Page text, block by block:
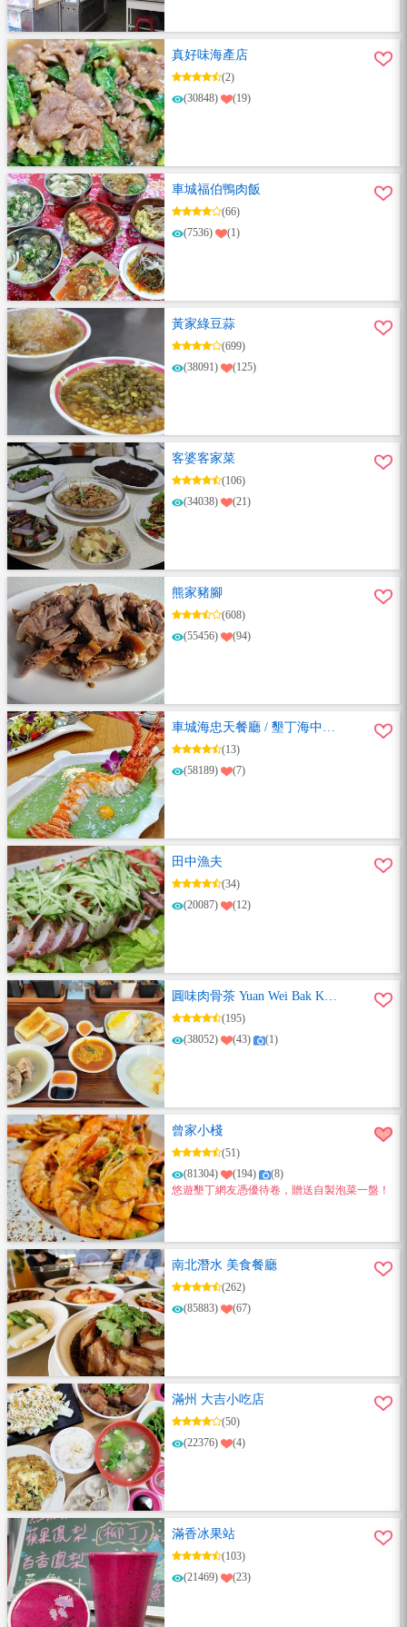
真好味海產店
(2)
(30848)
(19)
車城福伯鴨肉飯
(66)
(7536)
(1)
黃家綠豆蒜
(699)
(38091)
(125)
客婆客家菜
(106)
(34038)
(21)
熊家豬腳
(608)
(55456)
(94)
車城海忠天餐廳 / 墾丁海中天
餐廳
(13)
(58189)
(7)
田中漁夫
(34)
(20087)
(12)
圓味肉骨茶 Yuan Wei Bak Kut
Teh
(195)
(38052)
(43) (1)
曾家小棧
(51)
(81304)
(194)
(8)
悠遊墾丁網友憑優待卷，贈送自製泡菜一盤！
南北潛水 美食餐廳
(262)
(85883)
(67)
滿州 大吉小吃店
(50)
(22376)
(4)
滿香冰果站
(103)
(21469)
(23)